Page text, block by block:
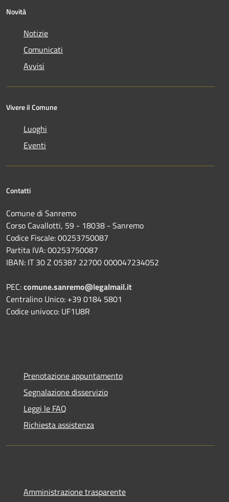
Novità
Notizie
Comunicati
Avvisi
Vivere il Comune
Luoghi
Eventi
Contatti
Comune di Sanremo
Corso Cavallotti, 59 - 18038 - Sanremo
Codice Fiscale: 00253750087
Partita IVA: 00253750087
IBAN: IT 30 Z 05387 22700 000047234052
PEC:comune.sanremo@legalmail.it
Centralino Unico: +39 0184 5801
Codice univoco: UF1U8R
Prenotazione appuntamento
Segnalazione disservizio
Leggi le FAQ
Richiesta assistenza
Amministrazione trasparente